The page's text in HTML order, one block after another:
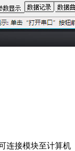
连接模块至计算机